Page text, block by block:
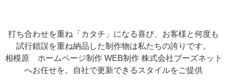
打ち合わせを重ね「カタチ」になる喜び、お客様と何度も
試行錯誤を重ね納品した制作物は私たちの誇りです。
相模原 ホームページ制作 WEB制作 株式会社プーズネット
へお任せを。自社で更新できるスタイルをご提供